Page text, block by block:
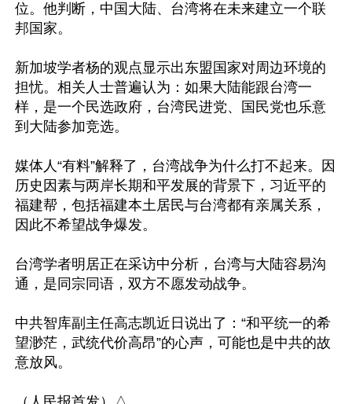
位。他判断，中国大陆、台湾将在未来建立一个联
邦国家。
新加坡学者杨的观点显示出东盟国家对周边环境的
担忧。相关人士普遍认为：如果大陆能跟台湾一
样，是一个民选政府，台湾民进党、国民党也乐意
到大陆参加竞选。
媒体人“有料”解释了，台湾战争为什么打不起来。因
历史因素与两岸长期和平发展的背景下，习近平的
福建帮，包括福建本土居民与台湾都有亲属关系，
因此不希望战争爆发。
台湾学者明居正在采访中分析，台湾与大陆容易沟
通，是同宗同语，双方不愿发动战争。
中共智库副主任高志凯近日说出了：“和平统一的希
望渺茫，武统代价高昂”的心声，可能也是中共的故
意放风。